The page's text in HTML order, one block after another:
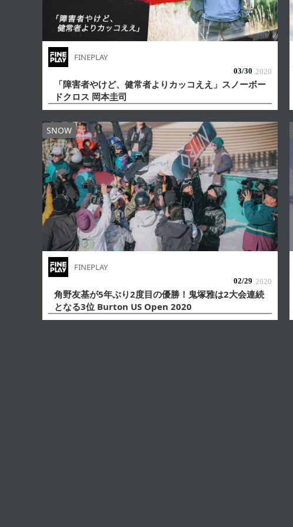
FINEPLAY
03/30 2020
「障害者やけど、健常者よりカッコええ」スノーボー
ドクロス 岡本圭司
SNOW
FINEPLAY
02/29 2020
角野友基が5年ぶり2度目の優勝！鬼塚雅は2大会連続
となる3位 Burton US Open 2020